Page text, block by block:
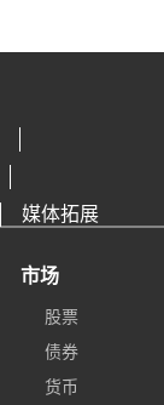
媒体拓展
市场
股票
债券
货币